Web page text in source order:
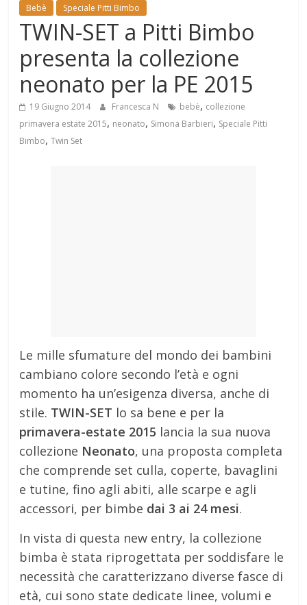
Mondo
Bebè Speciale Pitti Bimbo
TWIN-SET a Pitti Bimbo
presenta la collezione
neonato per la PE 2015
19 Giugno 2014 Francesca N bebè, collezione
primavera estate 2015, neonato, Simona Barbieri, Speciale Pitti
Bimbo,Twin Set
Le mille sfumature del mondo dei bambini
cambiano colore secondo l’età e ogni
momento ha un’esigenza diversa, anche di
stile. TWIN-SET lo sa bene e per la
primavera-estate 2015 lancia la sua nuova
collezione Neonato, una proposta completa
che comprende set culla, coperte, bavaglini
e tutine, fino agli abiti, alle scarpe e agli
accessori, per bimbe dai 3 ai 24 mesi.
In vista di questa new entry, la collezione
bimba è stata riprogettata per soddisfare le
necessità che caratterizzano diverse fasce di
età, cui sono state dedicate linee, volumi e